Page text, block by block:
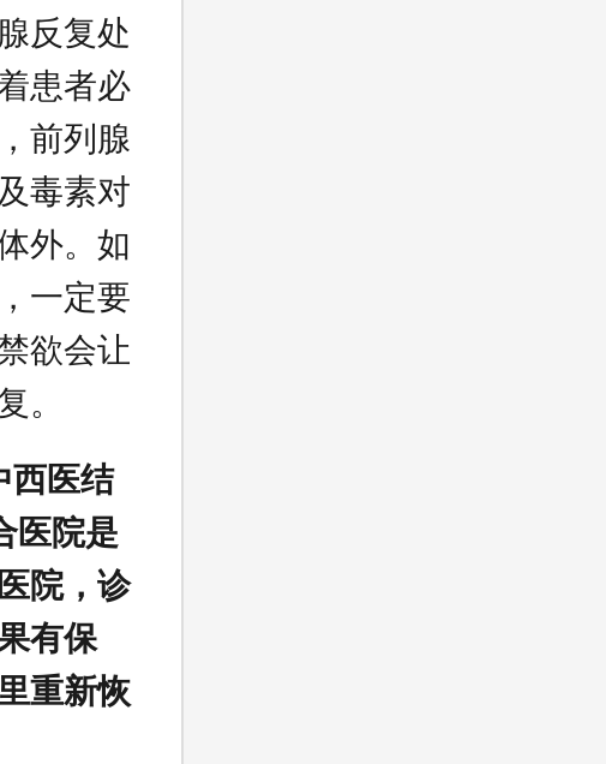
反复处
患者必
前列腺
毒素对
外。如
一定要
欲会让
。
西医结
医院是
院，诊
有保
重新恢